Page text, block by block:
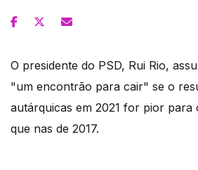
O presidente do PSD, Rui Rio,
"um encontrão para cair" se o
autárquicas em 2021 for pior para
que nas de 2017.